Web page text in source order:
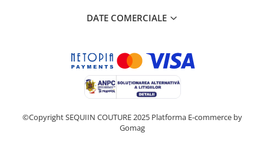
DATE COMERCIALE
©Copyright SEQUIIN COUTURE 2025 Platforma E-commerce by
Gomag